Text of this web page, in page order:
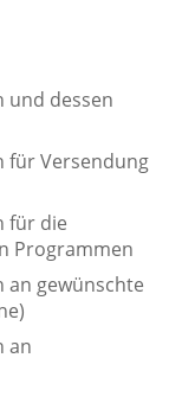
und dessen
für Versendung
für die
Programmen
an gewünschte
an